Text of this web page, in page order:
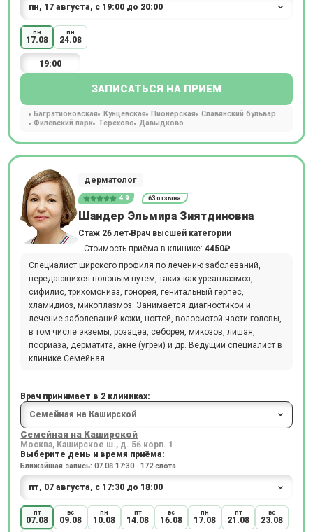
пн
17.08
пн
24.08
19:00
ЗАПИСАТЬСЯ НА ПРИЕМ
Багратионовская Кунцевская Пионерская
Славянский бульвар
Филёвский парк
Терехово Давыдково
дерматолог
4.9 63 отзыва
Шандер Эльмира Зиятдиновна
Стаж 26 лет Врач высшей категории
Стоимость приёма в клинике: 4450₽
Специалист широкого профиля по лечению заболеваний,
передающихся половым путем, таких как уреаплазмоз,
сифилис, трихомониаз, гонорея, генитальный герпес,
хламидиоз, микоплазмоз. Занимается диагностикой и
лечение заболеваний кожи, ногтей, волосистой части головы,
в том числе экземы, розацеа, себорея, микозов, лишая,
псориаза, дерматита, акне (угрей) и др. Ведущий специалист в
клинике Семейная.
Врач принимает в 2 клиниках:
Семейная на Каширской
Москва, Каширское ш., д. 56 корп. 1
Выберите день и время приёма:
Ближайшая запись: 07.08 17:30 · 172 слота
пт
07.08
вс
09.08
пн
10.08
пт
14.08
вс
16.08
пн
17.08
пт
21.08
вс
23.08